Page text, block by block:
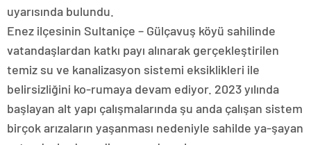
uyarısında bulundu.
Enez ilçesinin Sultaniçe – Gülçavuş köyü sahilinde
vatandaşlardan katkı payı alınarak gerçekleştirilen
temiz su ve kanalizasyon sistemi eksiklikleri ile
belirsizliğini ko-rumaya devam ediyor. 2023 yılında
başlayan alt yapı çalışmalarında şu anda çalışan sistem
birçok arızaların yaşanması nedeniyle sahilde ya-şayan